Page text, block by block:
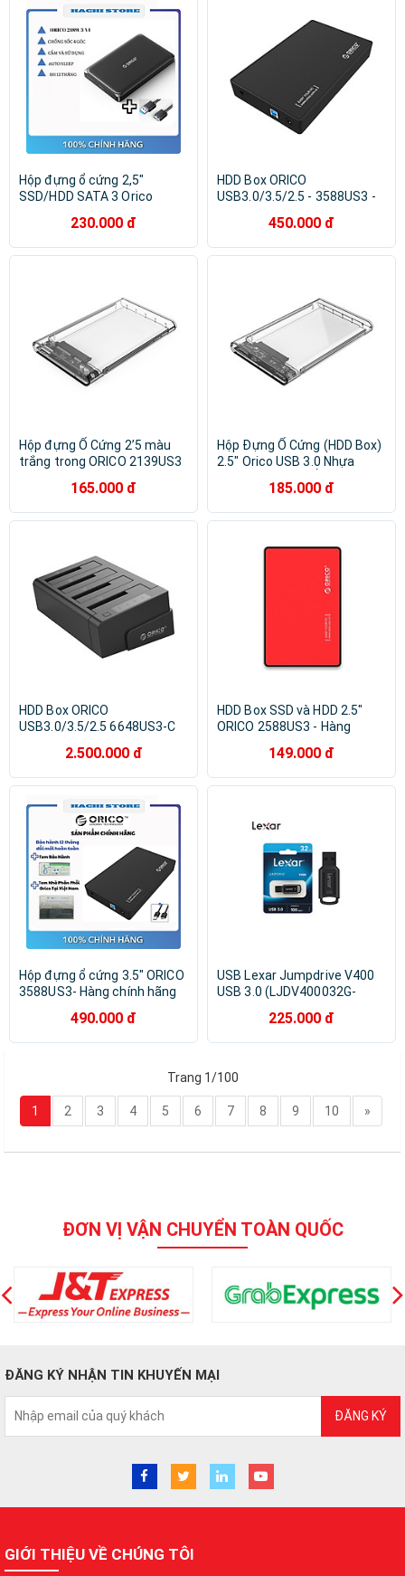
Hộp đựng ổ cứng 2,5"
SSD/HDD SATA 3 Orico
230.000 đ
HDD Box ORICO
USB3.0/3.5/2.5 - 3588US3 -
450.000 đ
Hộp đựng Ổ Cứng 2’5 màu
trắng trong ORICO 2139US3
165.000 đ
Hộp Đựng Ổ Cứng (HDD Box)
2.5" Orico USB 3.0 Nhựa
SDD - Hàng Chính Hãng
185.000 đ
HDD Box ORICO
USB3.0/3.5/2.5 6648US3-C
2.500.000 đ
HDD Box SSD và HDD 2.5"
ORICO 2588US3 - Hàng
149.000 đ
Hộp đựng ổ cứng 3.5" ORICO
3588US3- Hàng chính hãng
490.000 đ
USB Lexar Jumpdrive V400
USB 3.0 (LJDV400032G-
225.000 đ
Trang 1/100
1 2 3 4 5 6 7 8 9 10 »
ĐƠN VỊ VẬN CHUYỂN TOÀN QUỐC
ĐĂNG KÝ NHẬN TIN KHUYẾN MẠI
ĐĂNG KÝ
GIỚI THIỆU VỀ CHÚNG TÔI